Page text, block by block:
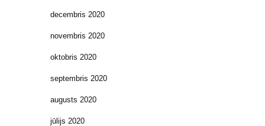
decembris 2020
novembris 2020
oktobris 2020
septembris 2020
augusts 2020
jūlijs 2020